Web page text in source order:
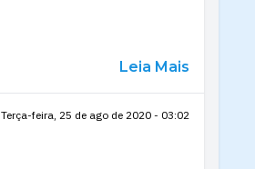
Leia Mais
Terça-feira, 25 de ago de 2020 - 03:02